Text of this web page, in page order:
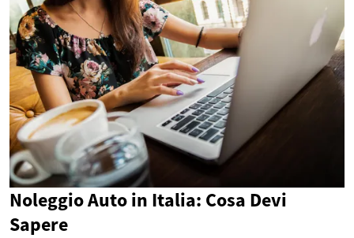
Noleggio Auto in Italia: Cosa Devi
Sapere